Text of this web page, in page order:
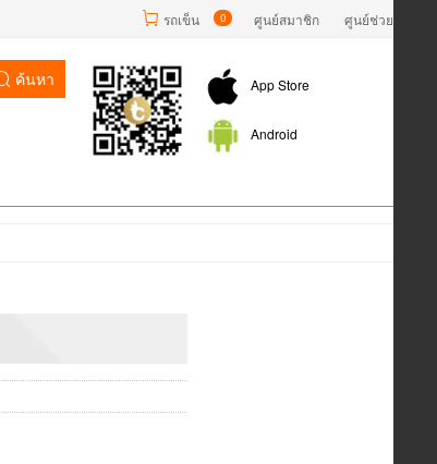
รถเข็น 0 ศูนย์สมาชิก ศูนย์ช่วยเหลือ
ค้นหา App Store
Android